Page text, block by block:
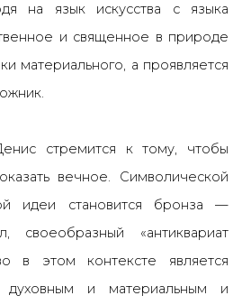
на язык искусства с языка
и священное в природе
материального, а проявляется
стремится к тому, чтобы
вечное. Символической
идеи становится бронза —
своеобразный «антиквариат
в этом контексте является
и материальным и